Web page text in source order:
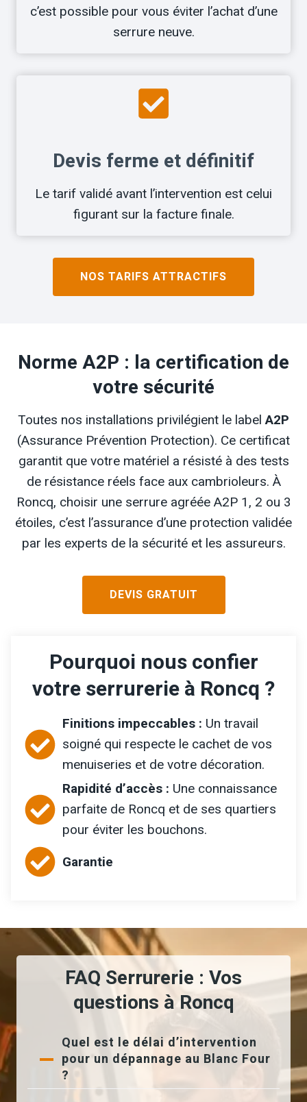
c’est possible pour vous éviter l’achat d’une
serrure neuve.
Devis ferme et définitif
Le tarif validé avant l’intervention est celui
figurant sur la facture finale.
NOS TARIFS ATTRACTIFS
Norme A2P : la certification de
votre sécurité
Toutes nos installations privilégient le labelA2P
(Assurance Prévention Protection). Ce certificat
garantit que votre matériel a résisté à des tests
de résistance réels face aux cambrioleurs. À
Roncq, choisir une serrure agréée A2P 1, 2 ou 3
étoiles, c’est l’assurance d’une protection validée
par les experts de la sécurité et les assureurs.
DEVIS GRATUIT
Pourquoi nous confier
votre serrurerie à Roncq ?
Finitions impeccables : Un travail
soigné qui respecte le cachet de vos
menuiseries et de votre décoration.
Rapidité d’accès : Une connaissance
parfaite de Roncq et de ses quartiers
pour éviter les bouchons.
Garantie
FAQ Serrurerie : Vos
questions à Roncq
Quel est le délai d’intervention
pour un dépannage au Blanc Four
?